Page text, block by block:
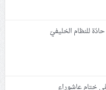
للنظام الخليفيّ
في ختام عاشوراء